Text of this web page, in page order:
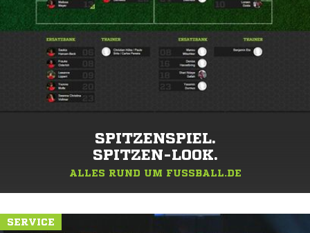
SPITZENSPIEL.
SPITZEN-LOOK.
ALLES RUND UM FUSSBALL.DE
SERVICE